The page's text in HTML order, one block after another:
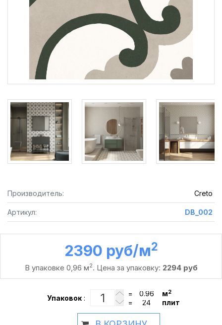
Производитель: Creto
Артикул: DB_002
2390 руб /м2
В упаковке 0,96 м2. Цена за упаковку: 2294 руб
Упаковок :
= м2
= плит